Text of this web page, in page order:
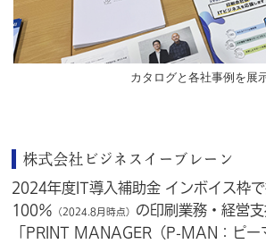
カタログと各社事例を展
株式会社ビジネスイーブレーン
2024年度IT導入補助金 インボイス枠
100％
（2024.8月時点） の印刷業務・経営
「PRINT MANAGER（P-MAN：ピー